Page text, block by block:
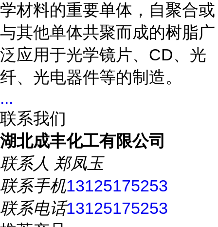
学材料的重要单体，自聚合或
与其他单体共聚而成的树脂广
泛应用于光学镜片、 CD、光
纤、光电器件等的制造。
...
联系我们
湖北成丰化工有限公司
联系人 郑凤玉
联系手机13125175253
联系电话13125175253